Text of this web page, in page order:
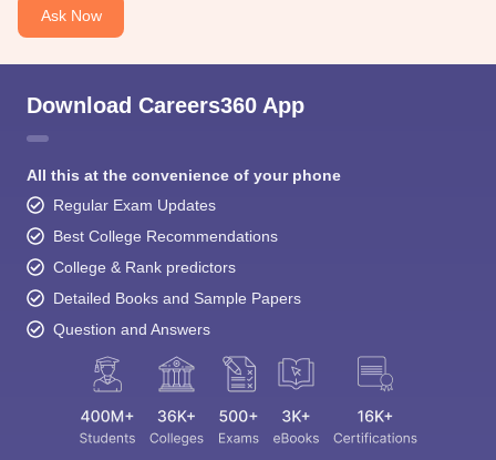
Ask Now
Download Careers360 App
All this at the convenience of your phone
Regular Exam Updates
Best College Recommendations
College & Rank predictors
Detailed Books and Sample Papers
Question and Answers